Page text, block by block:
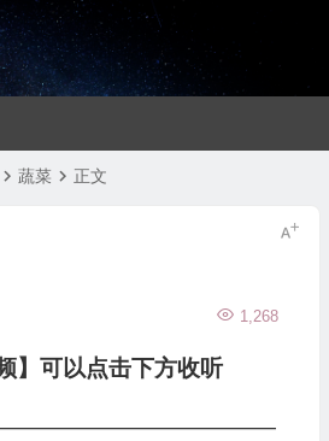
蔬菜 正文
1,268
】可以点击下方收听